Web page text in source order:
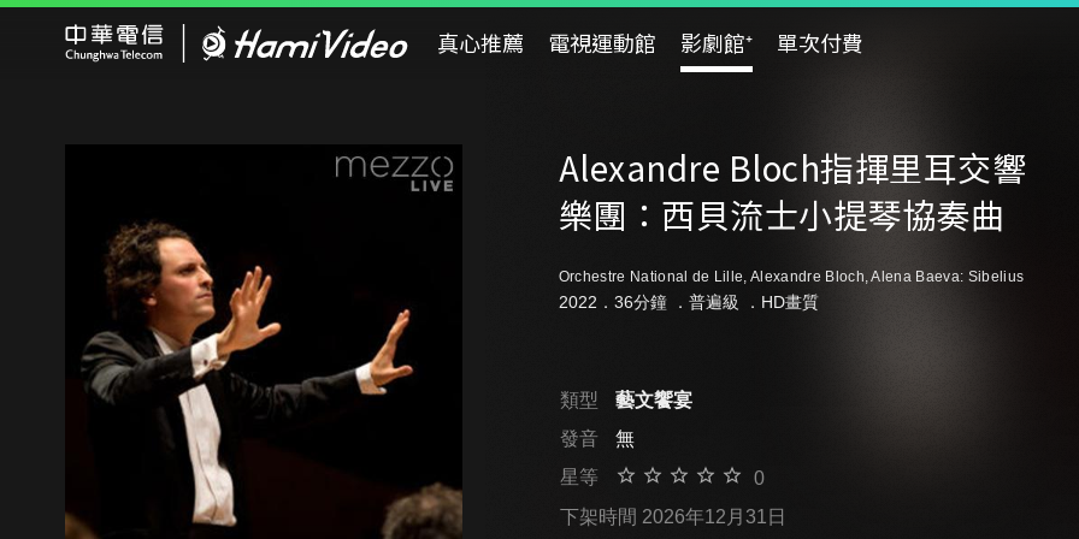
真心推薦 電視運動館 影劇館⁺ 單次付費
Alexandre Bloch指揮里耳交響
樂團：西貝流士小提琴協奏曲
Orchestre National de Lille, Alexandre Bloch, Alena Baeva: Sibelius
2022．36分鐘 ． 普遍級 ．HD畫質
類型
藝文饗宴
發音
無
星等
0
下架時間 2026年12月31日